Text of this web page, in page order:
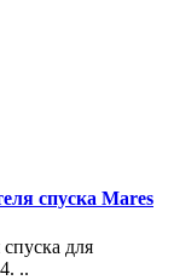
спуска Mares
для
..